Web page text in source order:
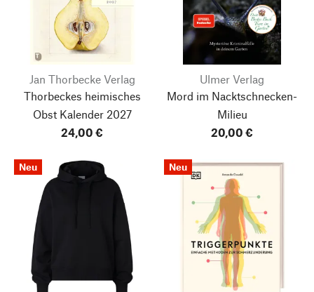
Jan Thorbecke Verlag
Thorbeckes heimisches
Obst Kalender 2027
24,00 €
Ulmer Verlag
Mord im Nacktschnecken-
Milieu
20,00 €
Neu Neu